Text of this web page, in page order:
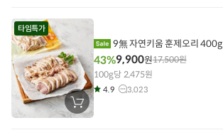
에
타임특가
장
바
9無 자연키움 훈제오리 400g
43%9,900원17,500원
100g당 2,475원
4.9 3,023